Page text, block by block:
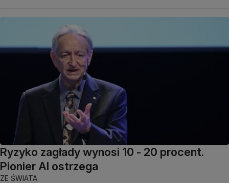
Ryzyko zagłady wynosi 10 - 20 procent.
Pionier AI ostrzega
ZE ŚWIATA